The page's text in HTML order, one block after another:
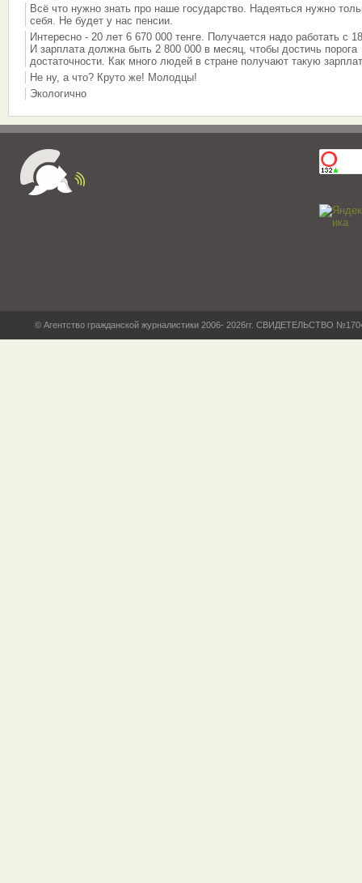
Всё что нужно знать про наше государство. Надеяться нужно
себя. Не будет у нас пенсии.
Интересно - 20 лет 6 670 000 тенге. Получается надо работать с
И зарплата должна быть 2 800 000 в месяц, чтобы достичь порога
достаточности. Как много людей в стране получают такую
Не ну, а что? Круто же! Молодцы!
Экологично
© Агентство гражданской журналистики 2006- 2026гг. СВИДЕТЕЛЬСТВО